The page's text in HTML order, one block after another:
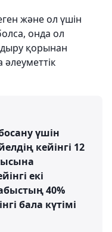
және ол үшін
онда ол
қорынан
үшін
кейінгі 12
екі
40%
бала күтімі